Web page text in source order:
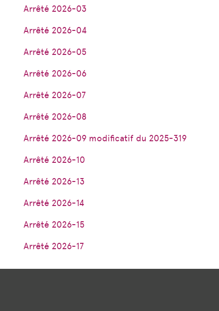
Arrêté 2026-03
Arrêté 2026-04
Arrêté 2026-05
Arrêté 2026-06
Arrêté 2026-07
Arrêté 2026-08
Arrêté 2026-09 modificatif du 2025-319
Arrêté 2026-10
Arrêté 2026-13
Arrêté 2026-14
Arrêté 2026-15
Arrêté 2026-17